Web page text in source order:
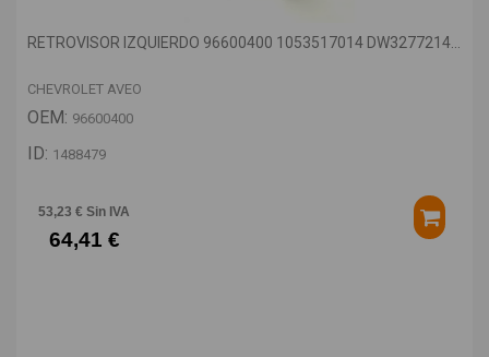
RETROVISOR IZQUIERDO 96600400 1053517014 DW3277214...
CHEVROLET AVEO
OEM: 96600400
ID: 1488479
53,23 € Sin IVA
64,41 €